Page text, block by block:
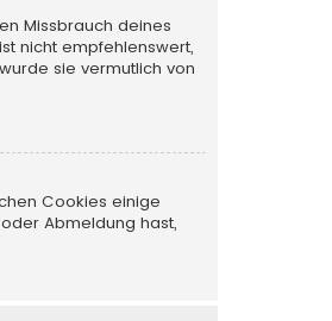
Missbrauch deines
nicht empfehlenswert,
sie vermutlich von
Cookies einige
Abmeldung hast,